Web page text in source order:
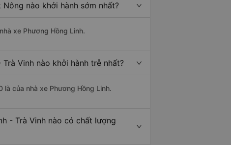
nào khởi hành sớm nhất?
xe Phương Hồng Linh.
Vinh nào khởi hành trễ nhất?
của nhà xe Phương Hồng Linh.
- Trà Vinh nào có chất lượng